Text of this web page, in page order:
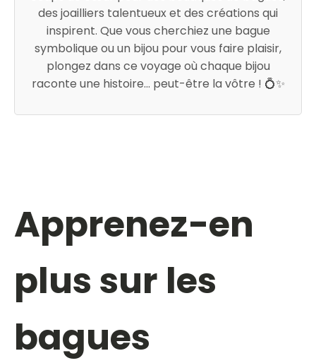
des joailliers talentueux et des créations qui
inspirent. Que vous cherchiez une bague
symbolique ou un bijou pour vous faire plaisir,
plongez dans ce voyage où chaque bijou
raconte une histoire... peut-être la vôtre ! 💍✨
Apprenez-en
plus sur les
bagues